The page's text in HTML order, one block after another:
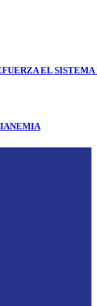
EL